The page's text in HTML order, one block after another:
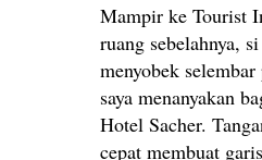
Mampir ke Tourist
ruang sebelahnya,
menyobek
saya menanyakan
Hotel Sacher.
cepat membuat